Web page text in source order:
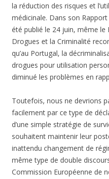
la réduction des risques et
médicinale. Dans son
été publié le 24 juin, même le
Drogues et la Criminalité
qu’au Portugal, la
drogues pour utilisation
diminué les problèmes en
Toutefois, nous ne devrions
facilement par ce type de
d’une simple stratégie de
souhaitent maintenir leur
inattendu changement de
même type de double
Commission Européenne de